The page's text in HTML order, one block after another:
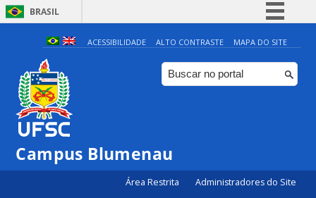
BRASIL
Simplifique!
Comunica BR
Participe
ACESSIBILIDADE ALTO CONTRASTE MAPA DO SITE
Campus Blumenau
Área Restrita Administradores do Site